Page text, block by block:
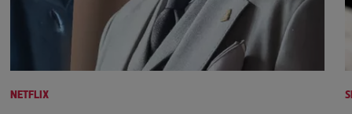
NETFLIX